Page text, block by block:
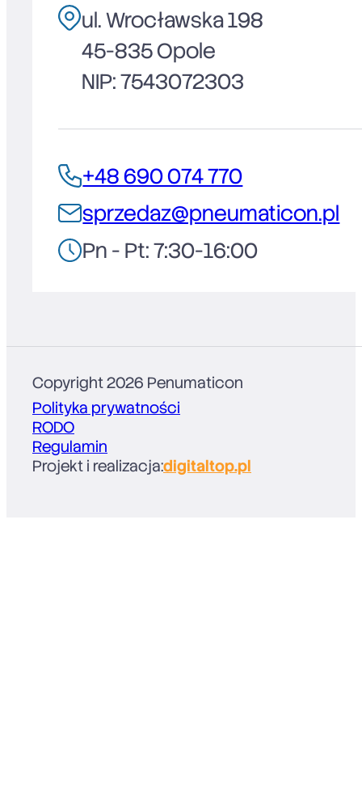
ul. Wrocławska 198
45-835 Opole
NIP: 7543072303
+48 690 074 770
sprzedaz@pneumaticon.pl
Pn - Pt: 7:30-16:00
Copyright 2026 Penumaticon
Polityka prywatności
RODO
Regulamin
Projekt i realizacja:digitaltop.pl